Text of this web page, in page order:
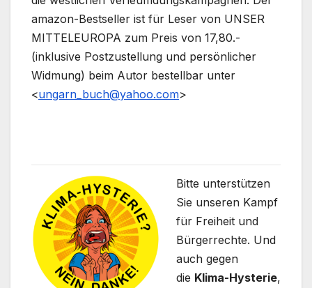
amazon-Bestseller ist für Leser von UNSER
MITTELEUROPA zum Preis von 17,80.-
(inklusive Postzustellung und persönlicher
Widmung) beim Autor bestellbar unter
<ungarn_buch@yahoo.com>
Bitte unterstützen
Sie unseren Kampf
für Freiheit und
Bürgerrechte. Und
auch gegen
die Klima-Hysterie,